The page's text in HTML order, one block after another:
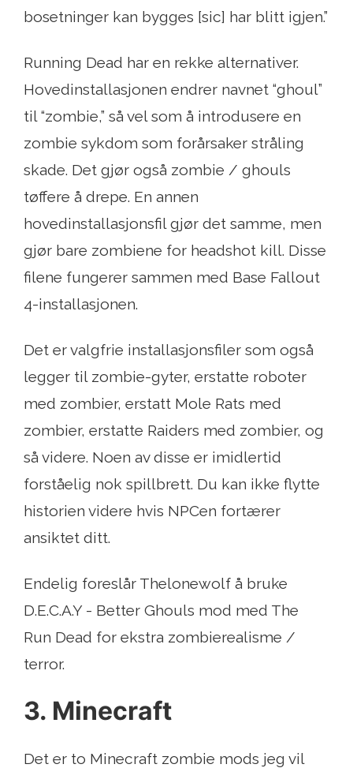
bosetninger kan bygges [sic] har blitt igjen.”
Running Dead har en rekke alternativer.
Hovedinstallasjonen endrer navnet “ghoul”
til “zombie,” så vel som å introdusere en
zombie sykdom som forårsaker stråling
skade. Det gjør også zombie / ghouls
tøffere å drepe. En annen
hovedinstallasjonsfil gjør det samme, men
gjør bare zombiene for headshot kill. Disse
filene fungerer sammen med Base Fallout
4-installasjonen.
Det er valgfrie installasjonsfiler som også
legger til zombie-gyter, erstatte roboter
med zombier, erstatt Mole Rats med
zombier, erstatte Raiders med zombier, og
så videre. Noen av disse er imidlertid
forståelig nok spillbrett. Du kan ikke flytte
historien videre hvis NPCen fortærer
ansiktet ditt.
Endelig foreslår Thelonewolf å bruke
D.E.C.A.Y - Better Ghouls mod med The
Run Dead for ekstra zombierealisme /
terror.
3. Minecraft
Det er to Minecraft zombie mods jeg vil